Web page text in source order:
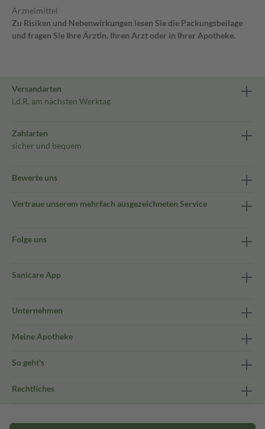
Arzneimittel
Zu Risiken und Nebenwirkungen lesen Sie die Packungsbeilage
und fragen Sie Ihre Ärztin, Ihren Arzt oder in Ihrer Apotheke.
Versandarten
i.d.R. am nächsten Werktag
Zahlarten
sicher und bequem
Bewerte uns
Vertraue unserem mehrfach ausgezeichneten Service
Folge uns
Sanicare App
Unternehmen
Meine Apotheke
So geht's
Rechtliches